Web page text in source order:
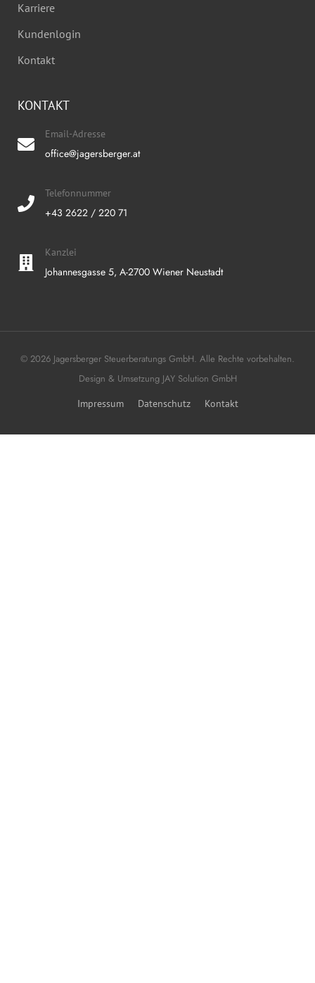
Karriere
Kundenlogin
Kontakt
KONTAKT
Email-Adresse
office@jagersberger.at
Telefonnummer
+43 2622 / 220 71
Kanzlei
Johannesgasse 5, A-2700 Wiener Neustadt
© 2026 Jagersberger Steuerberatungs GmbH. Alle Rechte vorbehalten.
Design & Umsetzung JAY Solution GmbH
Impressum Datenschutz Kontakt